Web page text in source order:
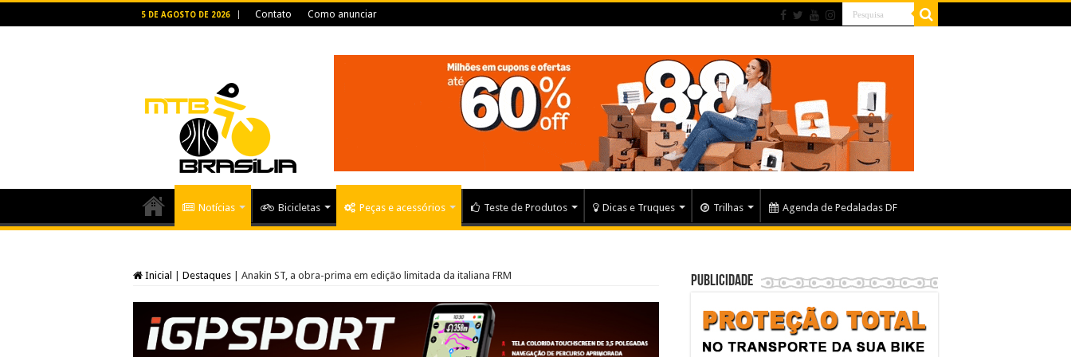
5 DE AGOSTO DE 2026 Contato Como anunciar
Notícias Bicicletas Peças e acessórios Teste de Produtos Dicas e Truques Trilhas Agenda de Pedaladas DF
Inicial Destaques Anakin ST, a obra-prima em edição limitada da italiana FRM Publicidade